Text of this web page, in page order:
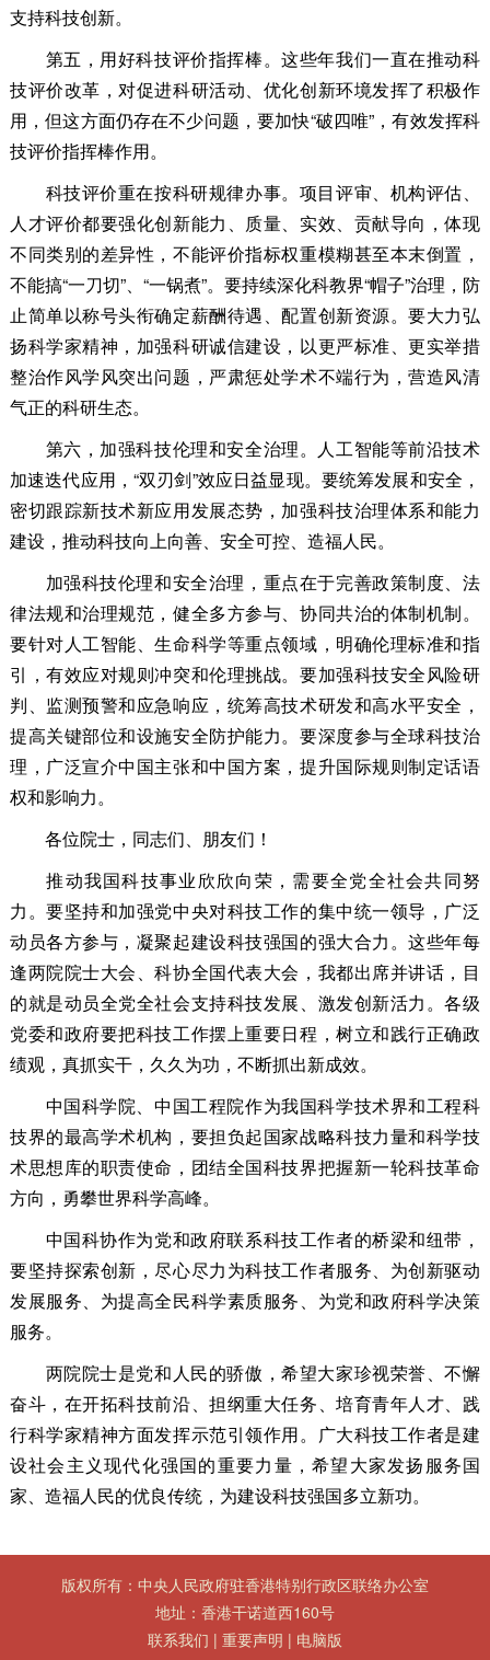
支持科技创新。
第五，用好科技评价指挥棒。这些年我们一直在推动科
技评价改革，对促进科研活动、优化创新环境发挥了积极作
用，但这方面仍存在不少问题，要加快“破四唯”，有效发挥科
技评价指挥棒作用。
科技评价重在按科研规律办事。项目评审、机构评估、
人才评价都要强化创新能力、质量、实效、贡献导向，体现
不同类别的差异性，不能评价指标权重模糊甚至本末倒置，
不能搞“一刀切”、“一锅煮”。要持续深化科教界“帽子”治理，防
止简单以称号头衔确定薪酬待遇、配置创新资源。要大力弘
扬科学家精神，加强科研诚信建设，以更严标准、更实举措
整治作风学风突出问题，严肃惩处学术不端行为，营造风清
气正的科研生态。
第六，加强科技伦理和安全治理。人工智能等前沿技术
加速迭代应用，“双刃剑”效应日益显现。要统筹发展和安全，
密切跟踪新技术新应用发展态势，加强科技治理体系和能力
建设，推动科技向上向善、安全可控、造福人民。
加强科技伦理和安全治理，重点在于完善政策制度、法
律法规和治理规范，健全多方参与、协同共治的体制机制。
要针对人工智能、生命科学等重点领域，明确伦理标准和指
引，有效应对规则冲突和伦理挑战。要加强科技安全风险研
判、监测预警和应急响应，统筹高技术研发和高水平安全，
提高关键部位和设施安全防护能力。要深度参与全球科技治
理，广泛宣介中国主张和中国方案，提升国际规则制定话语
权和影响力。
各位院士，同志们、朋友们！
推动我国科技事业欣欣向荣，需要全党全社会共同努
力。要坚持和加强党中央对科技工作的集中统一领导，广泛
动员各方参与，凝聚起建设科技强国的强大合力。这些年每
逢两院院士大会、科协全国代表大会，我都出席并讲话，目
的就是动员全党全社会支持科技发展、激发创新活力。各级
党委和政府要把科技工作摆上重要日程，树立和践行正确政
绩观，真抓实干，久久为功，不断抓出新成效。
中国科学院、中国工程院作为我国科学技术界和工程科
技界的最高学术机构，要担负起国家战略科技力量和科学技
术思想库的职责使命，团结全国科技界把握新一轮科技革命
方向，勇攀世界科学高峰。
中国科协作为党和政府联系科技工作者的桥梁和纽带，
要坚持探索创新，尽心尽力为科技工作者服务、为创新驱动
发展服务、为提高全民科学素质服务、为党和政府科学决策
服务。
两院院士是党和人民的骄傲，希望大家珍视荣誉、不懈
奋斗，在开拓科技前沿、担纲重大任务、培育青年人才、践
行科学家精神方面发挥示范引领作用。广大科技工作者是建
设社会主义现代化强国的重要力量，希望大家发扬服务国
家、造福人民的优良传统，为建设科技强国多立新功。
版权所有：中央人民政府驻香港特别行政区联络办公室
地址：香港干诺道西160号
联系我们 | 重要声明 | 电脑版